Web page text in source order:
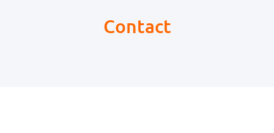
Contact